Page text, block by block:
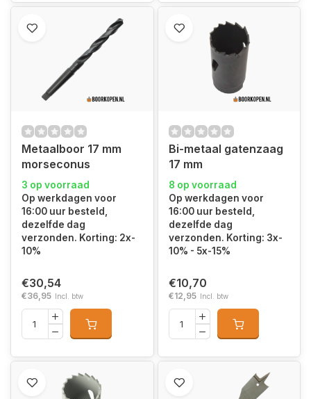
Metaalboor 17 mm
morseconus
3 op voorraad
Op werkdagen voor
16:00 uur besteld,
dezelfde dag
verzonden. Korting: 2x-
10%
€30,54
€36,95 Incl. btw
Bi-metaal gatenzaag
17 mm
8 op voorraad
Op werkdagen voor
16:00 uur besteld,
dezelfde dag
verzonden. Korting: 3x-
10% - 5x-15%
€10,70
€12,95 Incl. btw